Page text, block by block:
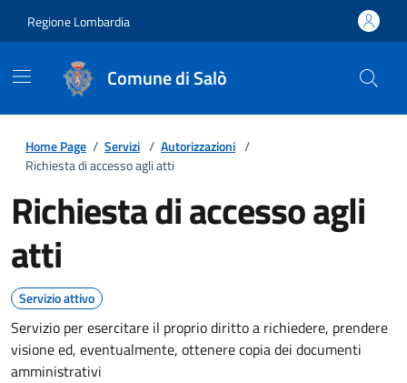
Regione Lombardia
Comune di Salò
Home Page / Servizi / Autorizzazioni /
Richiesta di accesso agli atti
Richiesta di accesso agli
atti
Servizio attivo
Servizio per esercitare il proprio diritto a richiedere, prendere
visione ed, eventualmente, ottenere copia dei documenti
amministrativi